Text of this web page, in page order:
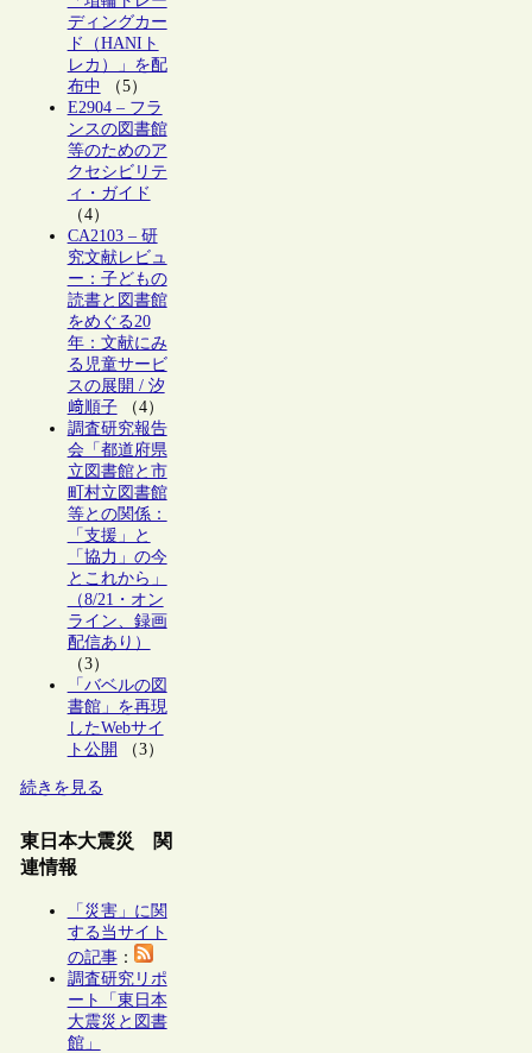
ディングカー
ド（HANIト
レカ）」を配
布中 （5）
E2904 – フラ
ンスの図書館
等のためのア
クセシビリテ
ィ・ガイド
（4）
CA2103 – 研
究文献レビュ
ー：子どもの
読書と図書館
をめぐる20
年：文献にみ
る児童サービ
スの展開 / 汐
﨑順子（4）
調査研究報告
会「都道府県
立図書館と市
町村立図書館
等との関係：
「支援」と
「協力」の今
とこれから」
（8/21・オン
ライン、録画
配信あり）
（3）
「バベルの図
書館」を再現
したWebサイ
ト公開
（3）
続きを見る
東日本大震災 関
連情報
「災害」に関
する当サイト
の記事：
調査研究リポ
ート「東日本
大震災と図書
館」